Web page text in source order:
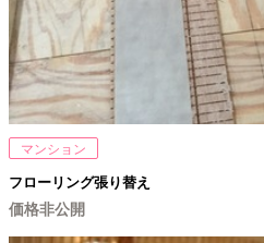
マンション
フローリング張り替え
価格非公開